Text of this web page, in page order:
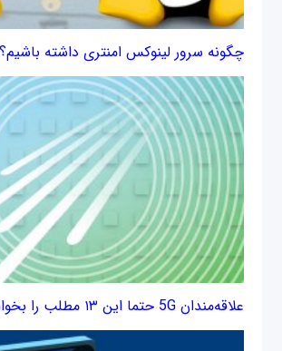
چگونه سرور لینوکس امن‎تری داشته باشیم؟
علاقه‌مندان 5G حتما این ۱۳ مطلب را بخوانند!